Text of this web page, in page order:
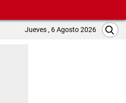
Jueves , 6 Agosto 2026